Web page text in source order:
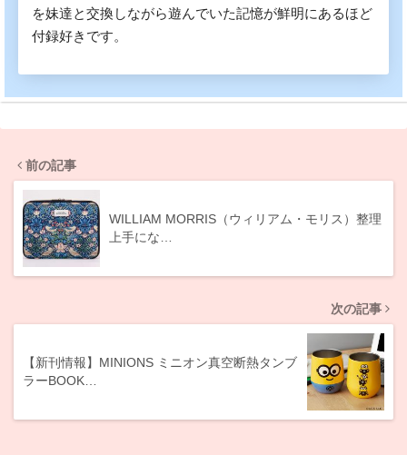
を妹達と交換しながら遊んでいた記憶が鮮明にあるほど
付録好きです。
前の記事
WILLIAM MORRIS（ウィリアム・モリス）整理
上手にな…
次の記事
【新刊情報】MINIONS ミニオン真空断熱タンブ
ラーBOOK…